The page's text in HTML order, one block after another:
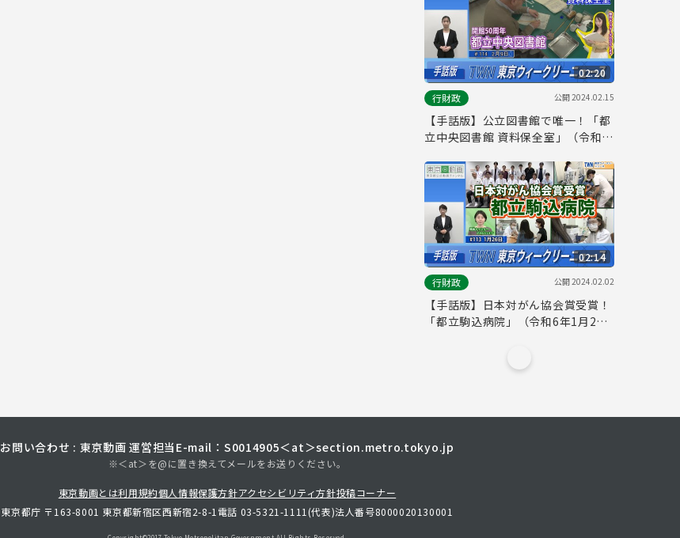
02:20
行財政
公開2024.02.15
【手話版】公立図書館で唯一！「都
立中央図書館 資料保全室」（令和6
ス No.114）
02:14
行財政
公開2024.02.02
【手話版】日本対がん協会賞受賞！
「都立駒込病院」（令和6年1月26
お問い合わせ : 東京動画 運営担当 E-mail：S0014905＜at＞section.metro.tokyo.jp
※＜at＞を@に置き換えてメールをお送りください。
東京動画とは利用規約個人情報保護方針アクセシビリティ方針投稿コーナー
東京都庁 〒163-8001 東京都新宿区西新宿2-8-1 電話 03-5321-1111(代表)法人番号8000020130001